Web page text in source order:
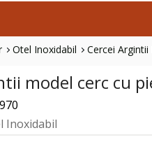
Otel Inoxidabil Cercei
model cerc cu
Inoxidabil